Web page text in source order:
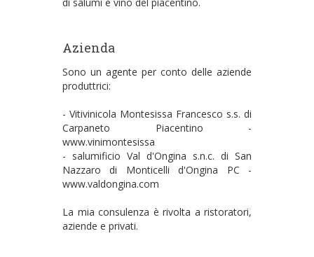
Azienda
Sono un agente per conto delle aziende
produttrici:
- Vitivinicola Montesissa Francesco s.s. di
Carpaneto Piacentino -
www.vinimontesissa
- salumificio Val d'Ongina s.n.c. di San
Nazzaro di Monticelli d'Ongina PC -
www.valdongina.com
La mia consulenza è rivolta a ristoratori,
aziende e privati.